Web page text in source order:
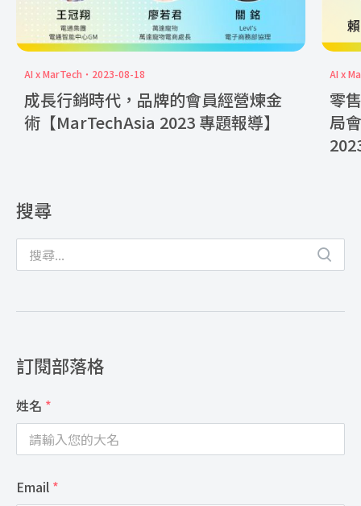
AI x MarTech 2023-08-18
成長行銷時代，品牌的會員經營煉金
術【MarTechAsia 2023 專題報導】
AI x
零
局
搜尋
訂閱部落格
姓名 *
Email *